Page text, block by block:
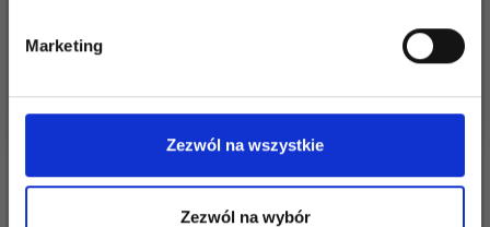
Marketing
Zezwól na wszystkie
Zezwól na wybór
NAPARSTEK
LUX